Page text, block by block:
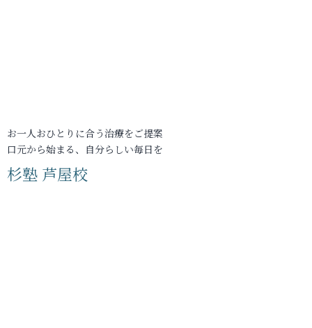
お一人おひとりに合う治療をご提案
口元から始まる、自分らしい毎日を
杉塾 芦屋校